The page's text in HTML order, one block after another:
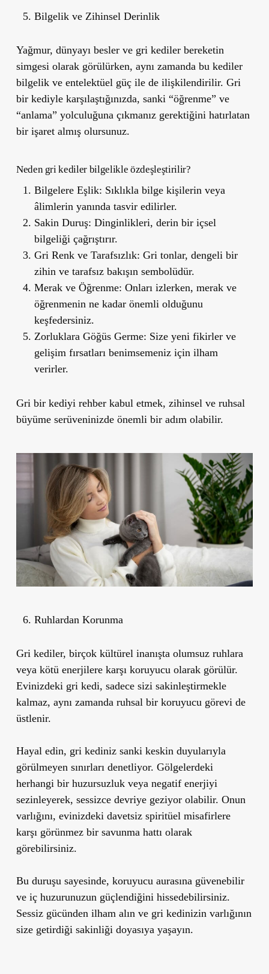
Bilgelik ve Zihinsel Derinlik
Yağmur, dünyayı besler ve gri kediler bereketin
simgesi olarak görülürken, aynı zamanda bu kediler
bilgelik ve entelektüel güçile de ilişkilendirilir. Gri
bir kediyle karşılaştığınızda, sanki “öğrenme” ve
“anlama” yolculuğuna çıkmanız gerektiğini hatırlatan
bir işaret almış olursunuz.
Neden gri kediler bilgelikle özdeşleştirilir?
Bilgelere Eşlik: Sıklıkla bilge kişilerin veya
âlimlerin yanında tasvir edilirler.
Sakin Duruş: Dinginlikleri, derin bir içsel
bilgeliği çağrıştırır.
Gri Renk ve Tarafsızlık: Gri tonlar, dengeli bir
zihin ve tarafsız bakışın sembolüdür.
Merak ve Öğrenme: Onları izlerken, merak ve
öğrenmenin ne kadar önemli olduğunu
keşfedersiniz.
Zorluklara Göğüs Germe: Size yeni fikirler ve
gelişim fırsatları benimsemeniz için ilham
verirler.
Gri bir kediyi rehber kabul etmek, zihinsel ve ruhsal
büyüme serüveninizde önemli bir adım olabilir.
Ruhlardan Korunma
Gri kediler, birçok kültürel inanışta olumsuz ruhlara
veya kötü enerjilere karşı koruyucu olarak görülür.
Evinizdeki gri kedi, sadece sizi sakinleştirmekle
kalmaz, aynı zamanda ruhsal bir koruyucu görevi de
üstlenir.
Hayal edin, gri kediniz sanki keskin duyularıyla
görülmeyen sınırları denetliyor. Gölgelerdeki
herhangi bir huzursuzluk veya negatif enerjiyi
sezinleyerek, sessizce devriye geziyor olabilir. Onun
varlığını, evinizdeki davetsiz spiritüel misafirlere
karşı görünmez bir savunma hattı olarak
görebilirsiniz.
Bu duruşu sayesinde, koruyucu aurasına güvenebilir
ve iç huzurunuzun güçlendiğini hissedebilirsiniz.
Sessiz gücünden ilham alın ve gri kedinizin varlığının
size getirdiği sakinliği doyasıya yaşayın.